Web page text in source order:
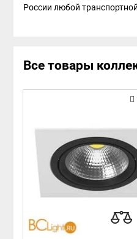
России любой
Все товары